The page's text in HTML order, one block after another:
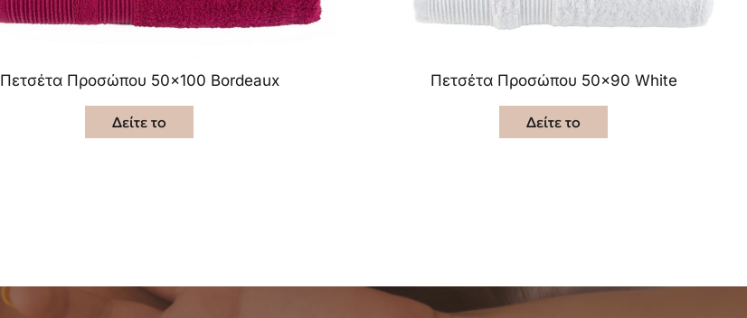
Πετσέτα Προσώπου 50×100 Bordeaux
Δείτε το
Πετσέτα Προσώπου 50×90 White
Δείτε το